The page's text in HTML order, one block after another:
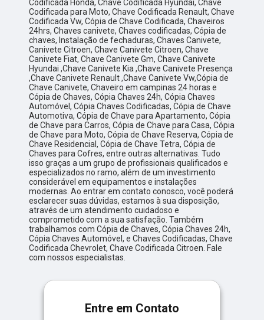
Codificada Honda, Chave Codificada Hyundai, Chave
Codificada para Moto, Chave Codificada Renault, Chave
Codificada Vw, Cópia de Chave Codificada, Chaveiros
24hrs, Chaves canivete, Chaves codificadas, Cópia de
chaves, Instalação de fechaduras, Chaves Canivete,
Canivete Citroen, Chave Canivete Citroen, Chave
Canivete Fiat, Chave Canivete Gm, Chave Canivete
Hyundai ,Chave Canivete Kia ,Chave Canivete Presença
,Chave Canivete Renault ,Chave Canivete Vw,Cópia de
Chave Canivete, Chaveiro em campinas 24 horas e
Cópia de Chaves, Cópia Chaves 24h, Cópia Chaves
Automóvel, Cópia Chaves Codificadas, Cópia de Chave
Automotiva, Cópia de Chave para Apartamento, Cópia
de Chave para Carros, Cópia de Chave para Casa, Cópia
de Chave para Moto, Cópia de Chave Reserva, Cópia de
Chave Residencial, Cópia de Chave Tetra, Cópia de
Chaves para Cofres, entre outras alternativas. Tudo
isso graças a um grupo de profissionais qualificados e
especializados no ramo, além de um investimento
considerável em equipamentos e instalações
modernas. Ao entrar em contato conosco, você poderá
esclarecer suas dúvidas, estamos à sua disposição,
através de um atendimento cuidadoso e
comprometido com a sua satisfação. Também
trabalhamos com Cópia de Chaves, Cópia Chaves 24h,
Cópia Chaves Automóvel, e Chaves Codificadas, Chave
Codificada Chevrolet, Chave Codificada Citroen. Fale
com nossos especialistas.
Entre em Contato